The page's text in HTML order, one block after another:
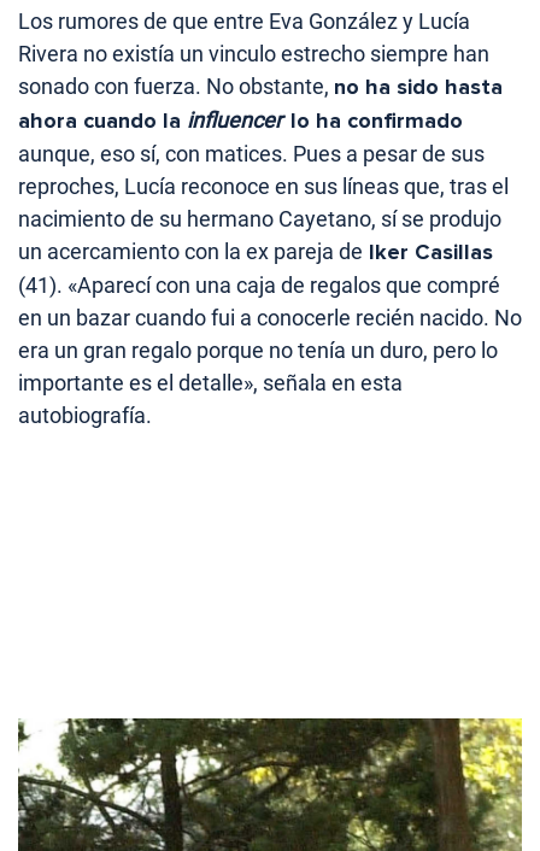
Los rumores de que entre Eva González y Lucía
Rivera no existía un vinculo estrecho siempre han
sonado con fuerza. No obstante, no ha sido hasta
ahora cuando la influencerlo ha confirmado
aunque, eso sí, con matices. Pues a pesar de sus
reproches, Lucía reconoce en sus líneas que, tras el
nacimiento de su hermano Cayetano, sí se produjo
un acercamiento con la ex pareja de Iker Casillas
(41). «Aparecí con una caja de regalos que compré
en un bazar cuando fui a conocerle recién nacido. No
era un gran regalo porque no tenía un duro, pero lo
importante es el detalle», señala en esta
autobiografía.